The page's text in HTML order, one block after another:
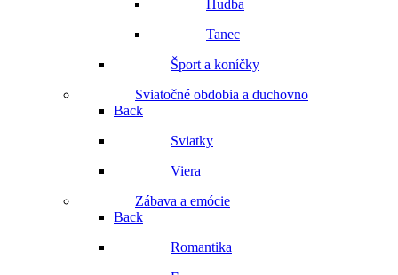
Hudba
Tanec
Šport a koníčky
Sviatočné obdobia a duchovno
Back
Sviatky
Viera
Zábava a emócie
Back
Romantika